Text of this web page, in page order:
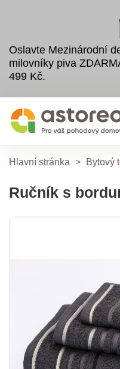
Oslavte Mezinárodní
milovníky piva
499 Kč.
Hlavní stránka > Bytový
Ručník s